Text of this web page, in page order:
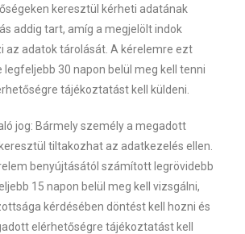
keresztül kérheti adatának
addig tart, amíg a megjelölt indok
az adatok tárolását. A kérelemre ezt
legfeljebb 30 napon belül meg kell tenni
tájékoztatást kell küldeni.
jog: Bármely személy a megadott
tiltakozhat az adatkezelés ellen.
benyújtásától számított legrövidebb
15 napon belül meg kell vizsgálni,
kérdésében döntést kell hozni és
elérhetőségre tájékoztatást kell